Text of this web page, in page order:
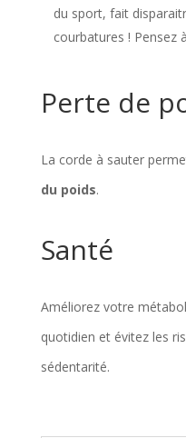
du sport, fait
courbatures ! Pensez
Perte de
La corde à sauter
du poids.
Santé
Améliorez votre
quotidien et évitez les
sédentarité.